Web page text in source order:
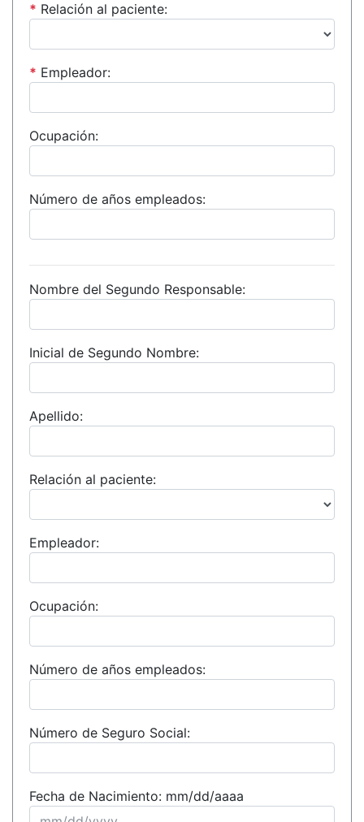
* Relación al paciente:
* Empleador:
Ocupación:
Número de años empleados:
Nombre del Segundo Responsable:
Inicial de Segundo Nombre:
Apellido:
Relación al paciente:
Empleador:
Ocupación:
Número de años empleados:
Número de Seguro Social:
Fecha de Nacimiento: mm/dd/aaaa